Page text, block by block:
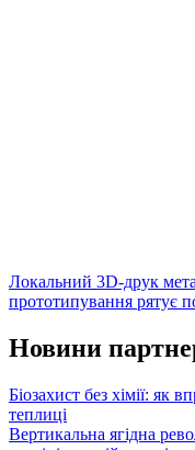
Локальний 3D-друк
прототипування рятує
Новини
Біозахист без хімії: як
теплиці
Вертикальна ягідна